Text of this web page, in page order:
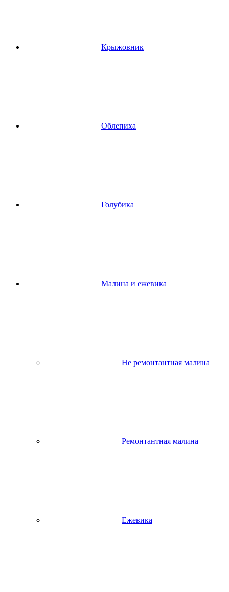
Крыжовник
Облепиха
Голубика
Малина и ежевика
Не ремонтантная малина
Ремонтантная малина
Ежевика